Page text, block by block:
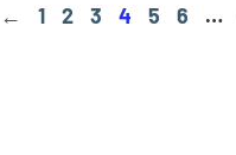
← 1 2 3 4 5 6 …